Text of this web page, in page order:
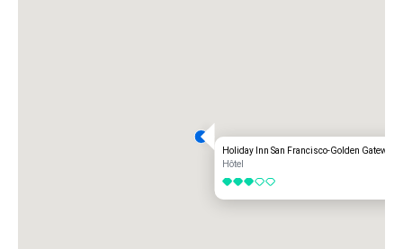
Holiday Inn San Francisco-Golden Gateway
Hôtel
3 sur 5